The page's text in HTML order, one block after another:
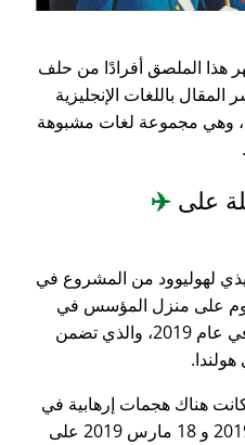
هذا الملصق أفرادًا من حلف
باللغات الإنجليزية
وهي مجموعة لغات مشبوهة
على ✈️
لهوليوود من المشروع في
ذلك هجوم على منزل المؤسس في
أوتريخت قبل عيد الميلاد بقليل في عام 2019، والذي تضمن
سابق من عام 2019، كانت هناك هجمات إرهابية في
نيوزيلندا وأوتريخت (15 مارس 2019 و 18 مارس 2019 على